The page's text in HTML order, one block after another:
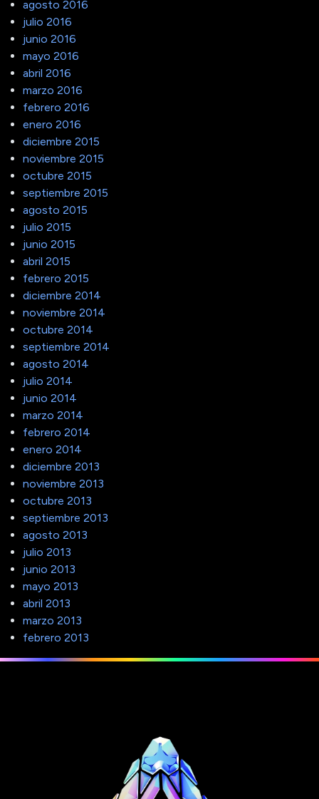
agosto 2016
julio 2016
junio 2016
mayo 2016
abril 2016
marzo 2016
febrero 2016
enero 2016
diciembre 2015
noviembre 2015
octubre 2015
septiembre 2015
agosto 2015
julio 2015
junio 2015
abril 2015
febrero 2015
diciembre 2014
noviembre 2014
octubre 2014
septiembre 2014
agosto 2014
julio 2014
junio 2014
marzo 2014
febrero 2014
enero 2014
diciembre 2013
noviembre 2013
octubre 2013
septiembre 2013
agosto 2013
julio 2013
junio 2013
mayo 2013
abril 2013
marzo 2013
febrero 2013